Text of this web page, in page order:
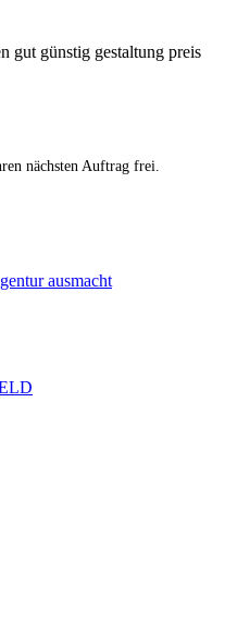
nächsten Auftrag frei.